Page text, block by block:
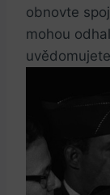
⁢obnovte
mohou